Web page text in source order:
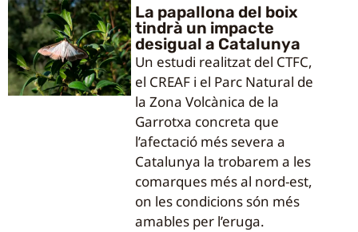
La papallona del boix
tindrà un impacte
desigual a Catalunya
Un estudi realitzat del CTFC,
el CREAF i el Parc Natural de
la Zona Volcànica de la
Garrotxa concreta que
l’afectació més severa a
Catalunya la trobarem a les
comarques més al nord-est,
on les condicions són més
amables per l’eruga.